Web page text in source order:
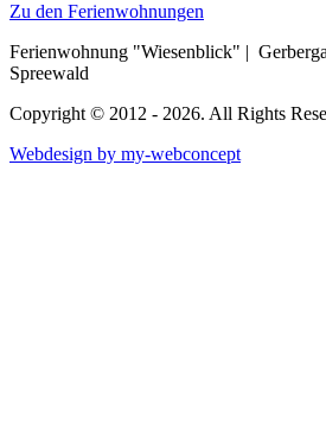
Zu den Ferienwohnungen
Ferienwohnung "Wiesenblick" |
Spreewald
Copyright © 2012 - 2026. All Rights
Webdesign by my-webconcept